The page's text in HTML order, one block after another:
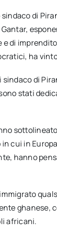
di
di
ha
sindaco di
stati
cui in
hanno
africani.